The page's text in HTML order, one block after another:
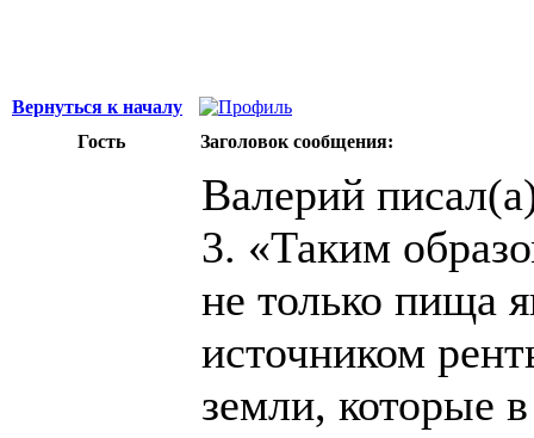
Вернуться к началу
Гость
Заголовок сообщения:
Валерий
3. «Таким
не только пища
источником
земли, которые